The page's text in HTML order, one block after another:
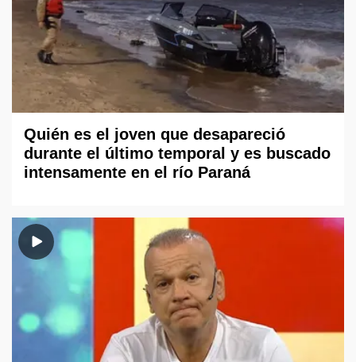
Quién es el joven que desapareció
durante el último temporal y es buscado
intensamente en el río Paraná